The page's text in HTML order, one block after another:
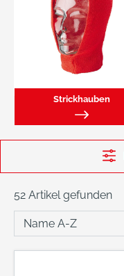
Strickhauben
52 Artikel gefunden